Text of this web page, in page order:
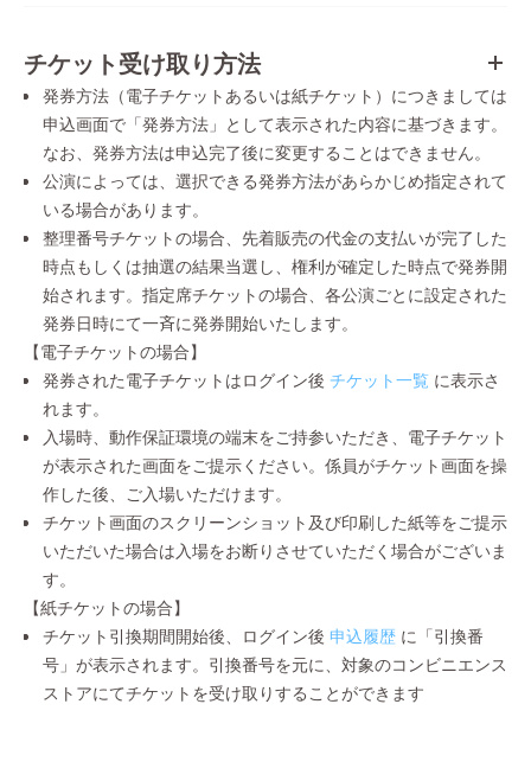
チケット受け取り方法
発券方法（電子チケットあるいは紙チケット）につきましては
申込画面で「発券方法」として表示された内容に基づきます。
なお、発券方法は申込完了後に変更することはできません。
公演によっては、選択できる発券方法があらかじめ指定されて
いる場合があります。
整理番号チケットの場合、先着販売の代金の支払いが完了した
時点もしくは抽選の結果当選し、権利が確定した時点で発券開
始されます。指定席チケットの場合、各公演ごとに設定された
発券日時にて一斉に発券開始いたします。
【電子チケットの場合】
発券された電子チケットはログイン後 チケット一覧 に表示さ
れます。
入場時、動作保証環境の端末をご持参いただき、電子チケット
が表示された画面をご提示ください。係員がチケット画面を操
作した後、ご入場いただけます。
チケット画面のスクリーンショット及び印刷した紙等をご提示
いただいた場合は入場をお断りさせていただく場合がございま
す。
【紙チケットの場合】
チケット引換期間開始後、ログイン後 申込履歴 に「引換番
号」が表示されます。引換番号を元に、対象のコンビニエンス
ストアにてチケットを受け取りすることができます